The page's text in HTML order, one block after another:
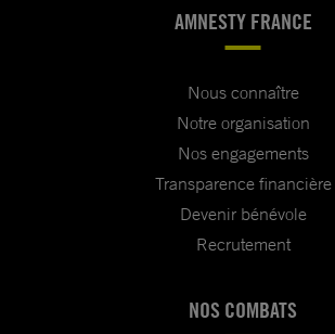
AMNESTY FRANCE
Nous connaître
Notre organisation
Nos engagements
Transparence financière
Devenir bénévole
Recrutement
NOS COMBATS